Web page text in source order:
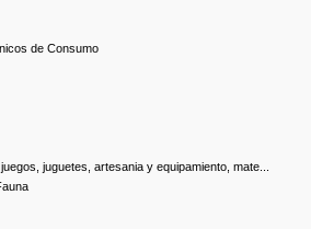
de Consumo
juguetes, artesania y equipamiento, mate...